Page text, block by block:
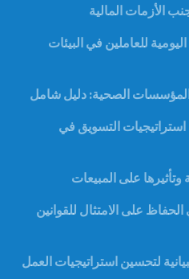
الأزمات المالية
للعاملين في البيئات
المؤسسات الصحية: دليل شامل
التسويق في
على المبيعات
على الامتثال للقوانين
لتحسين استراتيجيات العمل